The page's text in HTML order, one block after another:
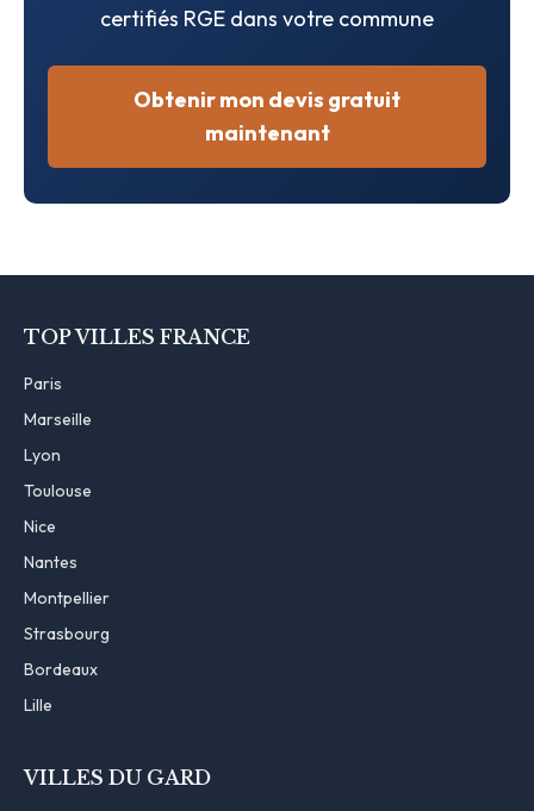
certifiés RGE dans votre commune
Obtenir mon devis gratuit
maintenant
TOP VILLES FRANCE
Paris
Marseille
Lyon
Toulouse
Nice
Nantes
Montpellier
Strasbourg
Bordeaux
Lille
VILLES DU GARD